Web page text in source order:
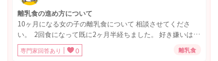
結局飲み始めれた頃には6時間経過したにもかかわらず飲め
たのは120mlでした。 ちなみに今日は全体的にあまり飲ん
でくれず、1日で620mlしか飲めませんでした。 これまでの
体重は以下のとおりです。 出生時5/12 3100g 6/11 3970g
7/13 5030g 8/5 5450g 7月の最後の1週間弱、原因不明の熱
たべは一口サイズならおにぎりとパンとバナナを食べられ
るくらいで、豆腐ハンバーグや野菜スティックなどは食感
が嫌なのか他のものは食べようとしません。 他の1歳の子の
ご飯を見ると、普通に炊いた米や形のあるものを食べてい
て、なかなか食形態をあげられないことに不安を感じてい
離乳食の進め方について
10ヶ月になる女の子の離乳食について 相談させてくださ
い。 2回食になって既に2ヶ月半経ちました。 好き嫌いはな
いのですが、あまり量を食べません。 7倍がゆ30〜40g程
度、 野菜果物5口程度 タンパク質5口程度 10分せずに食べる
専門家回答あり 0 離乳食